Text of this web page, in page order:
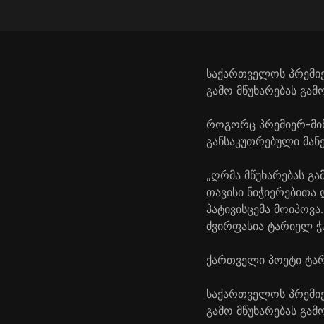
საქართველოს
გამო მწუხარებას
როგორც პრემიერ-
განსაკუთრებული
„ღრმა მწუხარებას
თავისი
პატივისცემა
ძვირფასია ტარიელ
ქართველი პოეტი
საქართველოს
გამო მწუხარებას